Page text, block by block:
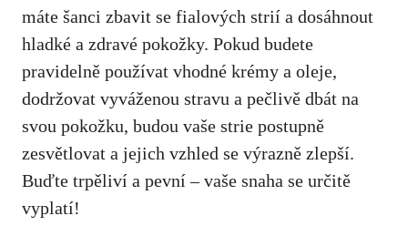
máte šanci​ zbavit ⁤se fialových strií a dosáhnout
hladké a zdravé pokožky. Pokud budete
pravidelně používat vhodné krémy a‍ oleje,
dodržovat vyváženou stravu a pečlivě dbát na
svou pokožku, budou vaše strie postupně
zesvětlovat a jejich vzhled se​ výrazně zlepší.
Buďte trpěliví a pevní – vaše snaha se určitě
⁤vyplatí!